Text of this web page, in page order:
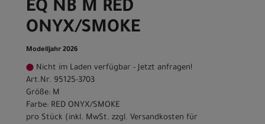
EQ NB M RED
ONYX/SMOKE
Modelljahr 2026
Nicht im Laden verfügbar - Jetzt anfragen!
Art.Nr. 95125-3703
Größe: M
Farbe: RED ONYX/SMOKE
pro Stück (inkl. MwSt. zzgl. Versandkosten für